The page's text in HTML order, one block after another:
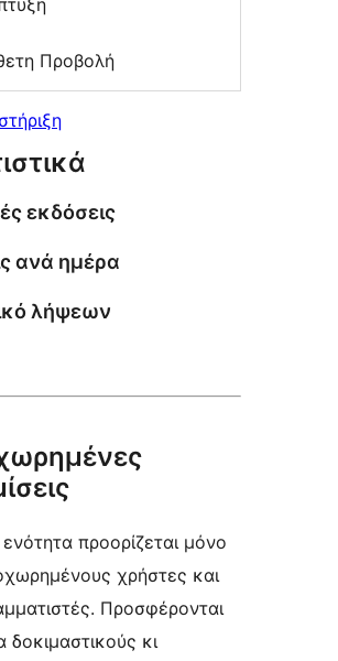
Προβολή
εκδόσεις
ανά ημέρα
λήψεων
προορίζεται μόνο
χρήστες και
Προσφέρονται
δοκιμαστικούς κι